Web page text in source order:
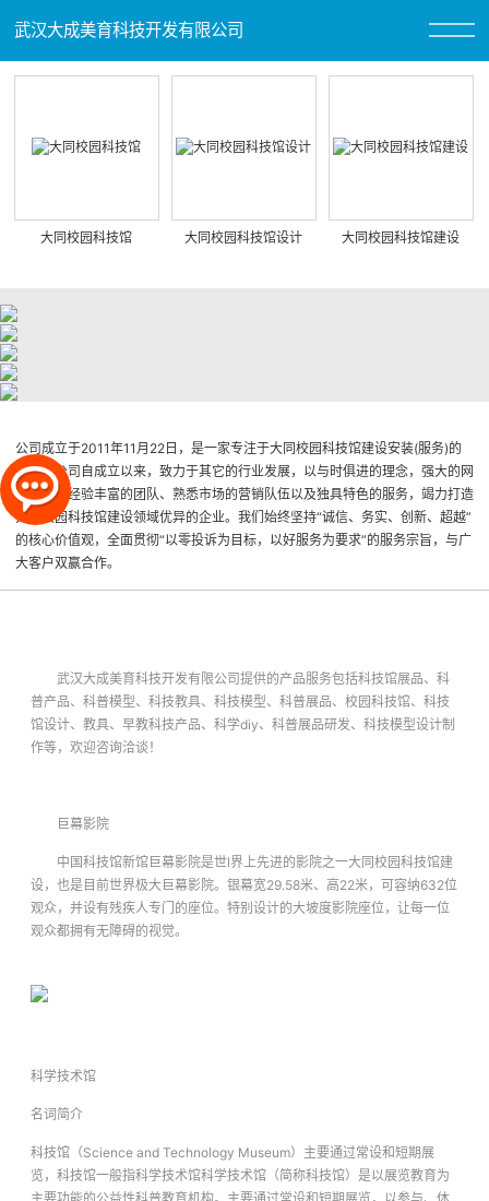
武汉大成美育科技开发有限公司
大同校园科技馆 大同校园科技馆设计 大同校园科技馆建设
公司成立于2011年11月22日，是一家专注于大同校园科技馆建设安装(服务)的
厂家。公司自成立以来，致力于其它的行业发展，以与时俱进的理念，强大的网
络平台、经验丰富的团队、熟悉市场的营销队伍以及独具特色的服务，竭力打造
大同校园科技馆建设领域优异的企业。我们始终坚持“诚信、务实、创新、超越”
的核心价值观，全面贯彻“以零投诉为目标，以好服务为要求”的服务宗旨，与广
大客户双赢合作。
武汉大成美育科技开发有限公司提供的产品服务包括科技馆展品、科
普产品、科普模型、科技教具、科技模型、科普展品、校园科技馆、科技
馆设计、教具、早教科技产品、科学diy、科普展品研发、科技模型设计制
作等，欢迎咨询洽谈！
巨幕影院
中国科技馆新馆巨幕影院是世l界上先进的影院之一大同校园科技馆建
设，也是目前世界极大巨幕影院。银幕宽29.58米、高22米，可容纳632位
观众，并设有残疾人专门的座位。特别设计的大坡度影院座位，让每一位
观众都拥有无障碍的视觉。
科学技术馆
名词简介
科技馆（Science and Technology Museum）主要通过常设和短期展
览，科技馆一般指科学技术馆科学技术馆（简称科技馆）是以展览教育为